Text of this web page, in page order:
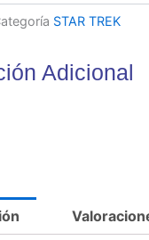
STAR TREK
Adicional